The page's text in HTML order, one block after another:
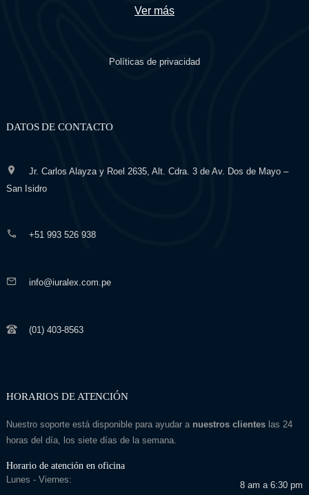
Ver más
Políticas de privacidad
DATOS DE CONTACTO
Jr. Carlos Alayza y Roel 2635, Alt. Cdra. 3 de Av. Dos de Mayo –
San Isidro
+51 993 526 938
info@iuralex.com.pe
(01) 403-8563
HORARIOS DE ATENCIÓN
Nuestro soporte está disponible para ayudar a nuestros clienteslas 24
horas del día, los siete días de la semana.
Horario de atención en oficina
Lunes - Viernes:
8 am a 6:30 pm